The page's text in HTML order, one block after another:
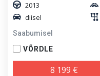
2013
diisel
Saabumisel
VÕRDLE
8 199 €